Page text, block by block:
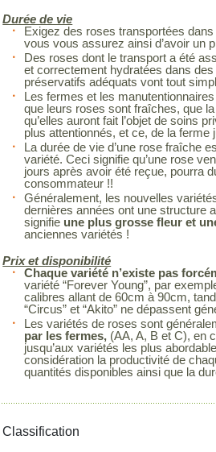
Durée de vie
Exigez des roses transportées
vous vous assurez ainsi d’avoir un
Des roses dont le transport a été
et correctement hydratées dans
préservatifs adéquats vont tout
Les fermes et les
que leurs roses sont fraîches, que
qu’elles auront fait l’objet de soins
plus attentionnés, et ce, de la ferme
La durée de vie d’une rose fraîche
variété. Ceci signifie qu’une rose
jours après avoir été reçue, pourra
consommateur !!
Généralement, les nouvelles
dernières années ont une structure
signifie une plus grosse fleur et
anciennes variétés !
Prix et disponibilité
Chaque variété n’existe pas
variété “Forever Young”, par
calibres allant de 60cm à 90cm,
“Circus” et “Akito” ne dépassent
Les variétés de roses sont
par les fermes, (AA, A, B et C), en
jusqu’aux variétés les plus
considération la productivité de
quantités disponibles ainsi que la
Classification